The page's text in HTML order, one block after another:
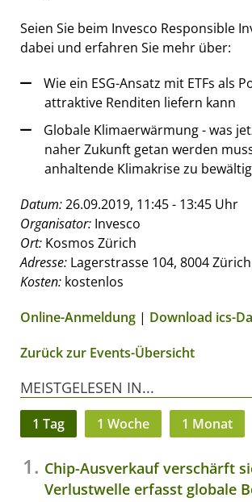
Seien Sie beim Invesco Responsible
dabei und erfahren Sie mehr über:
Wie ein ESG-Ansatz mit ETFs als
attraktive Renditen liefern kann
Globale Klimaerwärmung - was
naher Zukunft getan werden
anhaltende Klimakrise zu
Datum:26.09.2019, 11:45 - 13:45 Uhr
Organisator: Invesco
Ort: Kosmos Zürich
Adresse: Lagerstrasse 104, 8004 Zürich
Kosten: kostenlos
Online-Anmeldung | Download ics-
Zurück zur Events-Übersicht
MEISTGELESEN IN...
1 Tag 1 Woche 1 Monat
Chip-Ausverkauf verschärft
Verlustwelle erfasst globale